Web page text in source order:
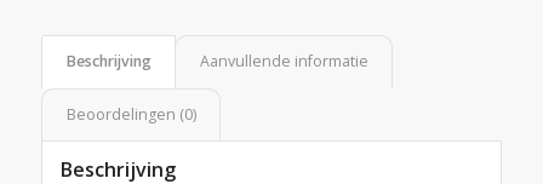
Beschrijving Aanvullende informatie
Beoordelingen (0)
Beschrijving